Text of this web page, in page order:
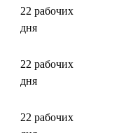
22 рабочих
дня
22 рабочих
дня
22 рабочих